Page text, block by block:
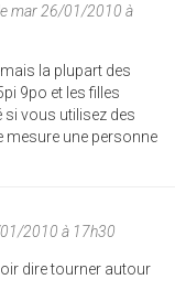
mar 26/01/2010 à
la plupart des
9po et les filles
si vous utilisez des
mesure une personne
2010 à 17h30
dire tourner autour